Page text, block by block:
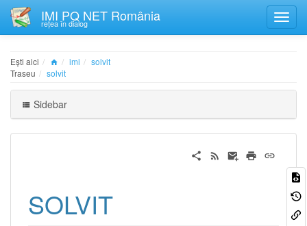
IMI PQ NET România
rețea în dialog
Ești aici imi
solvit
Traseu
solvit
Sidebar
SOLVIT